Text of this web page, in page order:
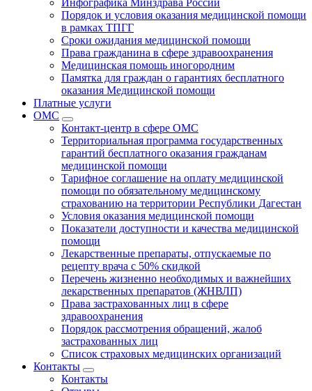
Инфографика Минздрава России
Порядок и условия оказания медицинской помощи
в рамках ТПГГ
Сроки ожидания медицинской помощи
Права гражданина в сфере здравоохранения
Медицинская помощь иногородним
Памятка для граждан о гарантиях бесплатного
оказания Медицинской помощи
Платные услуги
ОМС
Контакт-центр в сфере ОМС
Территориальная программа государственных
гарантий бесплатного оказания гражданам
медицинской помощи
Тарифное соглашение на оплату медицинской
помощи по обязательному медицинскому
страхованию на территории Республики Дагестан
Условия оказания медицинской помощи
Показатели доступности и качества медицинской
помощи
Лекарственные препараты, отпускаемые по
рецепту врача с 50% скидкой
Перечень жизненно необходимых и важнейших
лекарственных препаратов (ЖНВЛП)
Права застрахованных лиц в сфере
здравоохранения
Порядок рассмотрения обращений, жалоб
застрахованных лиц
Список страховых медицинских организаций
Контакты
Контакты